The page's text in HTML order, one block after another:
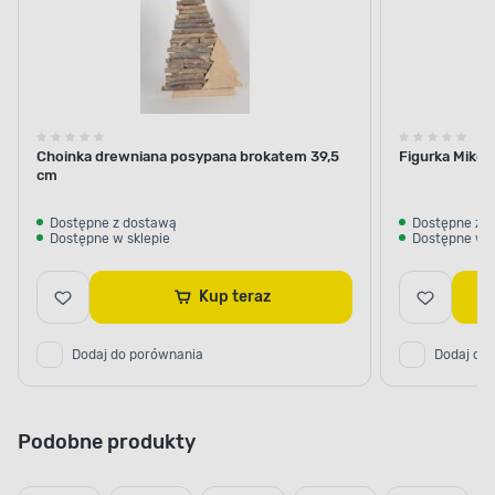
Choinka drewniana posypana brokatem 39,5
cm
Dostępne z dostawą
Dostępne w sklepie
Kup teraz
Dodaj do porównania
Figurka
Dostępne z
Dostępne w
Dodaj do
Podobne produkty